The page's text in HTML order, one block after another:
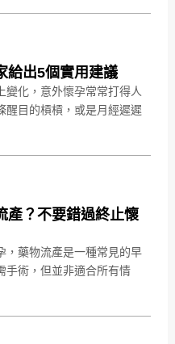
給出5個實用建議
變化，意外懷孕常常打得人
醒目的槓槓，或是月經遲遲
產？不要錯過終止懷
，藥物流產是一種常見的早
手術，但並非適合所有情